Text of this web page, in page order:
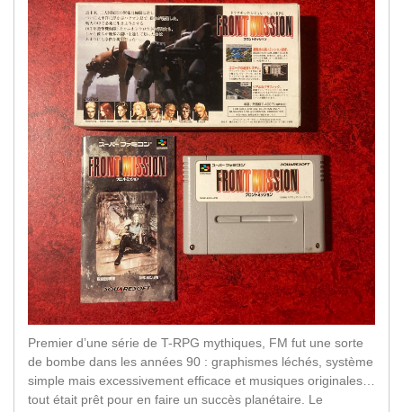
Premier d’une série de T-RPG mythiques, FM fut une sorte
de bombe dans les années 90 : graphismes léchés, système
simple mais excessivement efficace et musiques originales…
tout était prêt pour en faire un succès planétaire. Le